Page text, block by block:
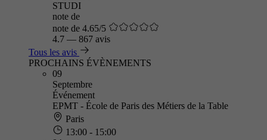
STUDI
note de
note de 4.65/5
4.7 — 867 avis
Tous les avis
PROCHAINS ÉVÈNEMENTS
09
Septembre
Événement
EPMT - École de Paris des Métiers de la Table
Paris
13:00 - 15:00